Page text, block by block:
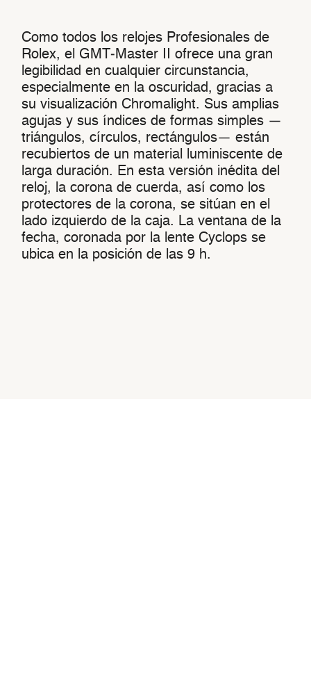
Como todos los relojes Profesionales de
Rolex, el GMT‑Master II ofrece una gran
legibilidad en cualquier circunstancia,
especialmente en la oscuridad, gracias a
su visualización Chromalight. Sus amplias
agujas y sus índices de formas simples —
triángulos, círculos, rectángulos— están
recubiertos de un material luminiscente de
larga duración. En esta versión inédita del
reloj, la corona de cuerda, así como los
protectores de la corona, se sitúan en el
lado izquierdo de la caja. La ventana de la
fecha, coronada por la lente Cyclops se
ubica en la posición de las 9 h.